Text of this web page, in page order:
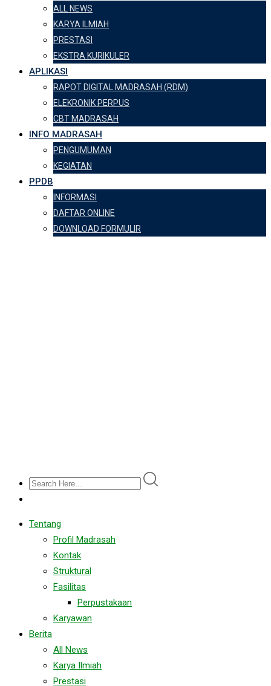
ALL NEWS
KARYA ILMIAH
PRESTASI
EKSTRA KURIKULER
APLIKASI
RAPOT DIGITAL MADRASAH (RDM)
ELEKRONIK PERPUS
CBT MADRASAH
INFO MADRASAH
PENGUMUMAN
KEGIATAN
PPDB
INFORMASI
DAFTAR ONLINE
DOWNLOAD FORMULIR
Tentang
Profil Madrasah
Kontak
Struktural
Fasilitas
Perpustakaan
Karyawan
Berita
All News
Karya Ilmiah
Prestasi